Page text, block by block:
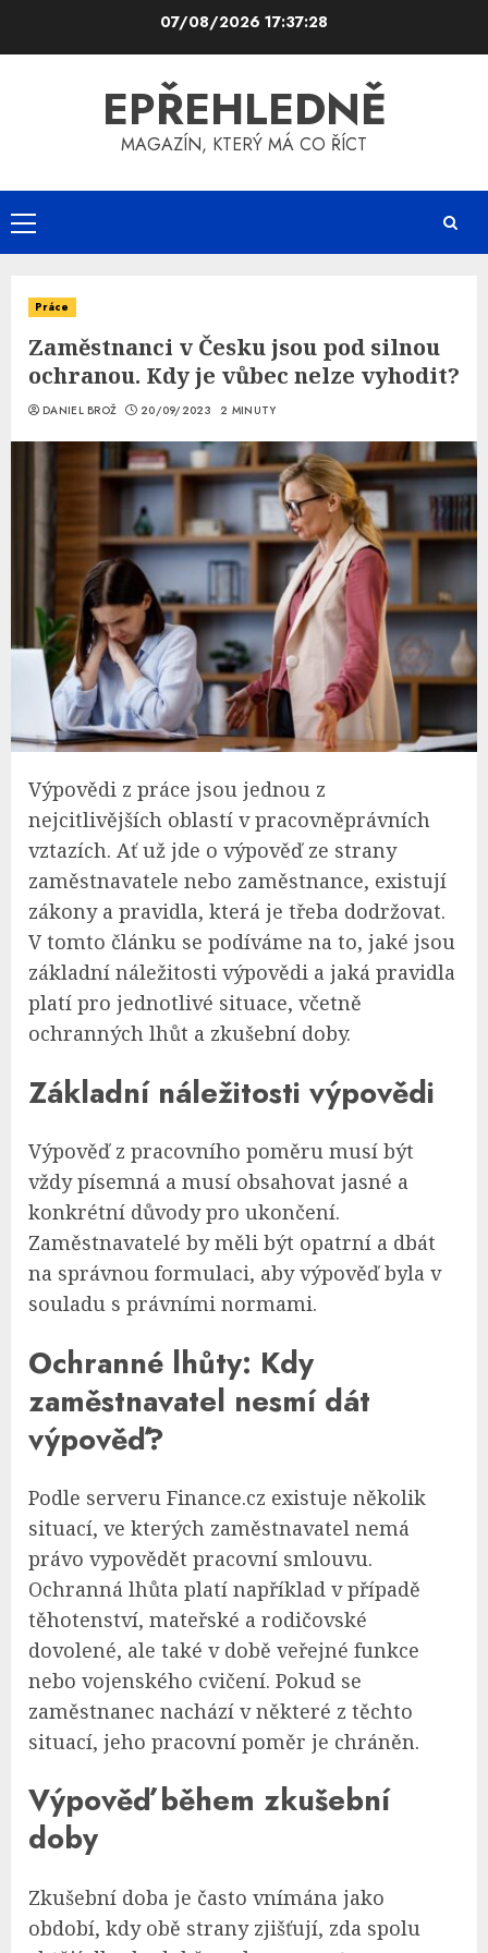
07/08/2026 17:37:28
EPŘEHLEDNĚ
MAGAZÍN, KTERÝ MÁ CO ŘÍCT
Primary
Menu
Práce
Zaměstnanci v Česku jsou pod silnou
ochranou. Kdy je vůbec nelze vyhodit?
DANIEL BROŽ 20/09/2023 2 MINUTY
Výpovědi z práce jsou jednou z
nejcitlivějších oblastí v pracovněprávních
vztazích. Ať už jde o výpověď ze strany
zaměstnavatele nebo zaměstnance, existují
zákony a pravidla, která je třeba dodržovat.
V tomto článku se podíváme na to, jaké jsou
základní náležitosti výpovědi a jaká pravidla
platí pro jednotlivé situace, včetně
ochranných lhůt a zkušební doby.
Základní náležitosti výpovědi
Výpověď z pracovního poměru musí být
vždy písemná a musí obsahovat jasné a
konkrétní důvody pro ukončení.
Zaměstnavatelé by měli být opatrní a dbát
na správnou formulaci, aby výpověď byla v
souladu s právními normami.
Ochranné lhůty: Kdy
zaměstnavatel nesmí dát
výpověď?
Podle serveru Finance.cz existuje několik
situací, ve kterých zaměstnavatel nemá
právo vypovědět pracovní smlouvu.
Ochranná lhůta platí například v případě
těhotenství, mateřské a rodičovské
dovolené, ale také v době veřejné funkce
nebo vojenského cvičení. Pokud se
zaměstnanec nachází v některé z těchto
situací, jeho pracovní poměr je chráněn.
Výpověď během zkušební
doby
Zkušební doba je často vnímána jako
období, kdy obě strany zjišťují, zda spolu